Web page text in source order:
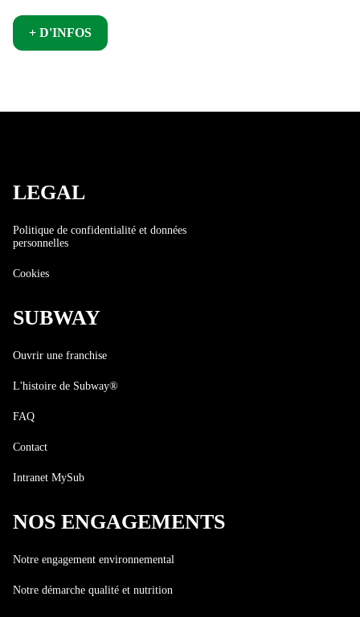
+ D'INFOS
LEGAL
Politique de confidentialité et données
personnelles
Cookies
SUBWAY
Ouvrir une franchise
L'histoire de Subway®
FAQ
Contact
Intranet MySub
NOS ENGAGEMENTS
Notre engagement environnemental
Notre démarche qualité et nutrition